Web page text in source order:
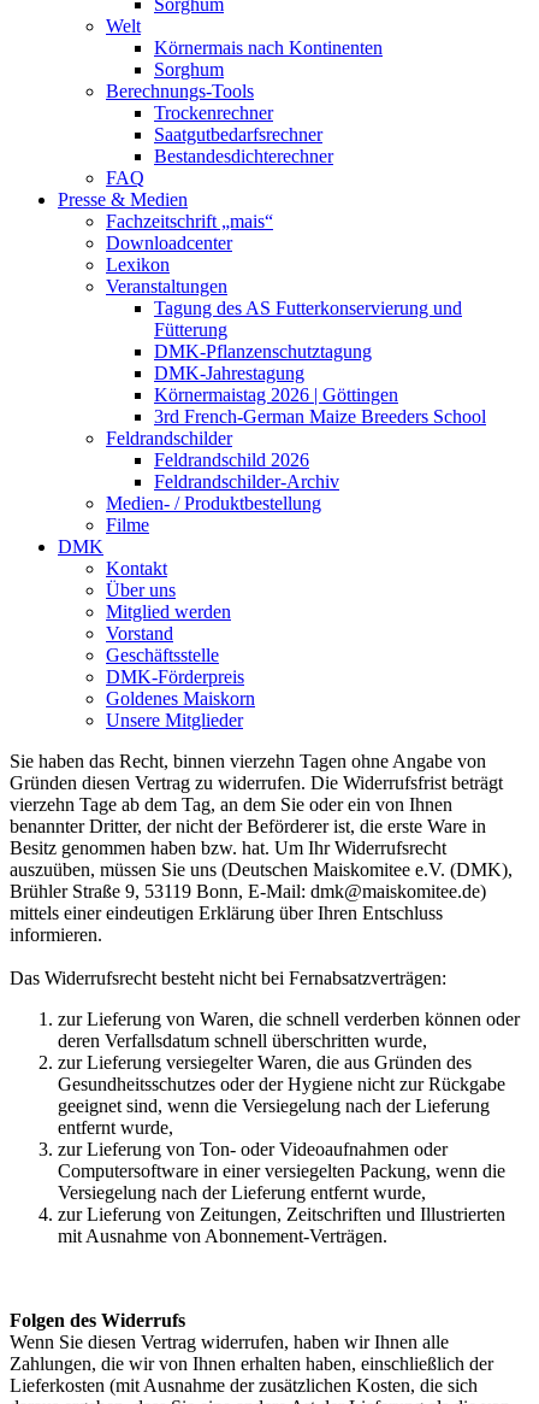
Welt
Körnermais nach Kontinenten
Sorghum
Berechnungs-Tools
Trockenrechner
Saatgutbedarfsrechner
Bestandesdichterechner
FAQ
Presse & Medien
Fachzeitschrift „mais“
Downloadcenter
Lexikon
Veranstaltungen
Tagung des AS Futterkonservierung und
Fütterung
DMK-Pflanzenschutztagung
DMK-Jahrestagung
Körnermaistag 2026 | Göttingen
3rd French-German Maize Breeders School
Feldrandschilder
Feldrandschild 2026
Feldrandschilder-Archiv
Medien- / Produktbestellung
Filme
DMK
Kontakt
Über uns
Mitglied werden
Vorstand
Geschäftsstelle
DMK-Förderpreis
Goldenes Maiskorn
Unsere Mitglieder
Sie haben das Recht, binnen vierzehn Tagen ohne Angabe von
Gründen diesen Vertrag zu widerrufen. Die Widerrufsfrist beträgt
vierzehn Tage ab dem Tag, an dem Sie oder ein von Ihnen
benannter Dritter, der nicht der Beförderer ist, die erste Ware in
Besitz genommen haben bzw. hat. Um Ihr Widerrufsrecht
auszuüben, müssen Sie uns (Deutschen Maiskomitee e.V. (DMK),
Brühler Straße 9, 53119 Bonn, E-Mail: dmk@maiskomitee.de)
mittels einer eindeutigen Erklärung über Ihren Entschluss
informieren.
Das Widerrufsrecht besteht nicht bei Fernabsatzverträgen:
zur Lieferung von Waren, die schnell verderben können oder
deren Verfallsdatum schnell überschritten wurde,
zur Lieferung versiegelter Waren, die aus Gründen des
Gesundheitsschutzes oder der Hygiene nicht zur Rückgabe
geeignet sind, wenn die Versiegelung nach der Lieferung
entfernt wurde,
zur Lieferung von Ton- oder Videoaufnahmen oder
Computersoftware in einer versiegelten Packung, wenn die
Versiegelung nach der Lieferung entfernt wurde,
zur Lieferung von Zeitungen, Zeitschriften und Illustrierten
mit Ausnahme von Abonnement-Verträgen.
Folgen des Widerrufs
Wenn Sie diesen Vertrag widerrufen, haben wir Ihnen alle
Zahlungen, die wir von Ihnen erhalten haben, einschließlich der
Lieferkosten (mit Ausnahme der zusätzlichen Kosten, die sich